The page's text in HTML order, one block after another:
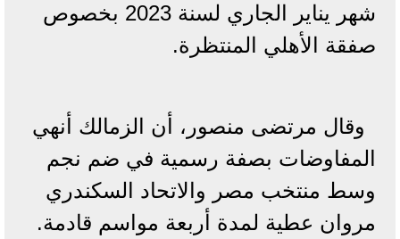
شهر يناير الجاري لسنة 2023 بخصوص
صفقة الأهلي المنتظرة.
وقال مرتضى منصور، أن الزمالك أنهي
المفاوضات بصفة رسمية في ضم نجم
وسط منتخب مصر والاتحاد السكندري
مروان عطية لمدة أربعة مواسم قادمة.